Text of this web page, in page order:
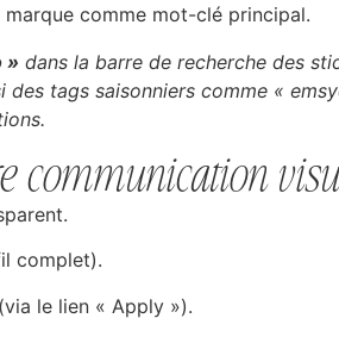
comme mot-clé principal.
» dans la barre de recherche des
tags saisonniers comme «
communication
complet).
(via le lien « Apply »).